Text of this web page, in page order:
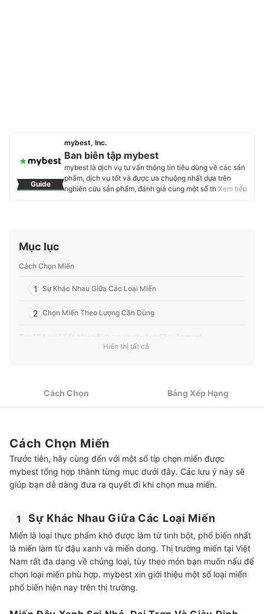
Guide
mybest, Inc.
Ban biên tập mybest
mybest là dịch vụ tư vấn thông tin tiêu dùng về các sản
phẩm, dịch vụ tốt và được ưa chuộng nhất dựa trên
nghiên cứu sản phẩm, đánh giá cùng một số thựcXem tiếp
Mục lục
Cách Chọn Miến
1 Sự Khác Nhau Giữa Các Loại Miến
2 Chọn Miến Theo Lượng Cần Dùng
Top 10 Loại Miến tốt nhất được ưa chuộng (Tư vấn mua)
Hiển thị tất cả
Cách Chọn Bảng Xếp Hạng
Cách Chọn Miến
Trước tiên, hãy cùng đến với một số típ chọn miến được
mybest tổng hợp thành từng mục dưới đây. Các lưu ý này sẽ
giúp bạn dễ dàng đưa ra quyết đi khi chọn mua miến.
1 Sự Khác Nhau Giữa Các Loại Miến
Miến là loại thực phẩm khô được làm từ tinh bột, phổ biến nhất
là miến làm từ đậu xanh và miến dong. Thị trường miến tại Việt
Nam rất đa dạng về chủng loại, tùy theo món bạn muốn nấu để
chọn loại miến phù hợp. mybest xin giới thiệu một số loại miến
phổ biến hiện nay trên thị trường.